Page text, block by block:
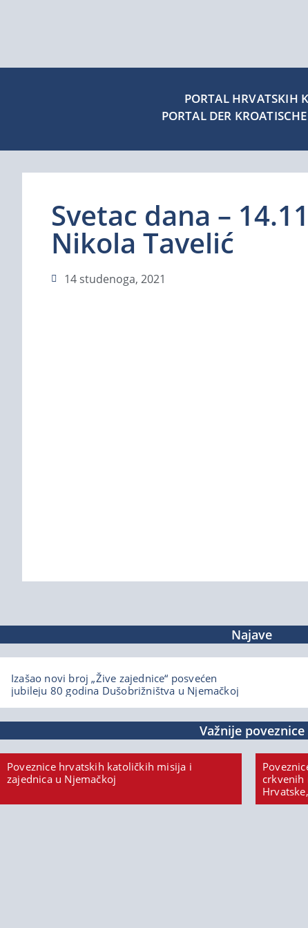
PORTAL HRVATSKIH
PORTAL DER
Svetac dana –
Nikola Tavelić
14 studenoga, 2021
Najave
Izašao novi broj „Žive zajednice“ posvećen
jubileju 80 godina Dušobrižništva u Njemačkoj
Važnije poveznice
Poveznice hrvatskih katoličkih misija i
zajednica u Njemačkoj
crkvenih